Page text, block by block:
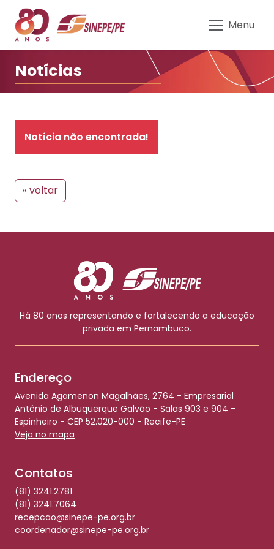
Notícias | Sinepe-PE
Menu
Notícias
Notícia não encontrada!
« voltar
Há 80 anos representando e fortalecendo a educação
privada em Pernambuco.
Endereço
Avenida Agamenon Magalhães, 2764 - Empresarial
Antônio de Albuquerque Galvão - Salas 903 e 904 -
Espinheiro - CEP 52.020-000 - Recife-PE
Veja no mapa
Contatos
(81) 3241.2781
(81) 3241.7064
recepcao@sinepe-pe.org.br
coordenador@sinepe-pe.org.br